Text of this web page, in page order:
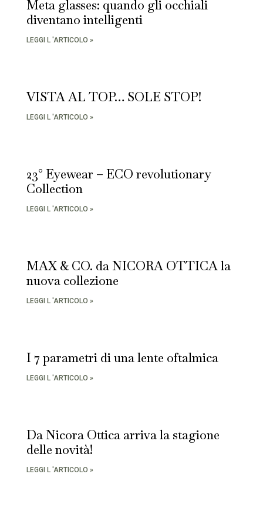
Meta glasses: quando gli occhiali
diventano intelligenti
LEGGI L 'ARTICOLO »
VISTA AL TOP… SOLE STOP!
LEGGI L 'ARTICOLO »
23° Eyewear – ECO revolutionary
Collection
LEGGI L 'ARTICOLO »
MAX & CO. da NICORA OTTICA la
nuova collezione
LEGGI L 'ARTICOLO »
I 7 parametri di una lente oftalmica
LEGGI L 'ARTICOLO »
Da Nicora Ottica arriva la stagione
delle novità!
LEGGI L 'ARTICOLO »